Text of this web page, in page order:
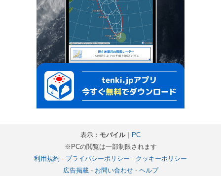
表示： モバイル｜ PC
※PCの閲覧は一部制限されます
利用規約 - プライバシーポリシー - クッキーポリシー
広告掲載- お問い合わせ- ヘルプ